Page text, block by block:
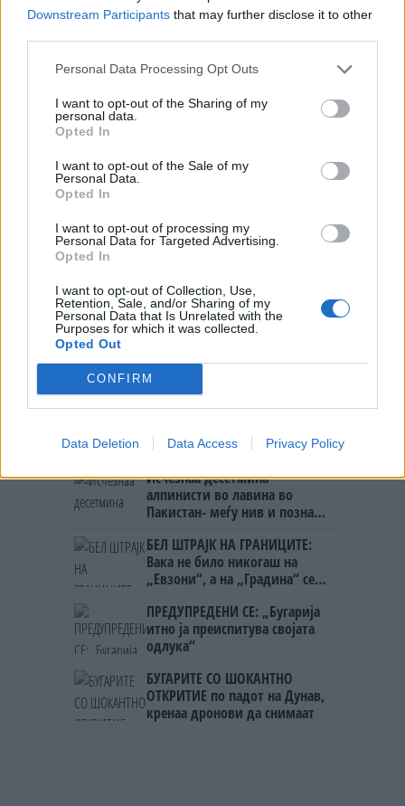
Downstream Participants that may further disclose it to other
Personal Data Processing Opt Outs
I want to opt-out of the Sharing of my
personal data.
Opted In
I want to opt-out of the Sale of my
Personal Data.
Opted In
I want to opt-out of processing my
Personal Data for Targeted Advertising.
Opted In
I want to opt-out of Collection, Use,
Retention, Sale, and/or Sharing of my
Personal Data that Is Unrelated with the
Purposes for which it was collected.
Opted Out
CONFIRM
Data Deletion Data Access Privacy Policy
НАЈЧИТАНИ ВО ПОСЛЕДНИ 7 ДЕНА
СЕ СПРЕМА МЕТЕОРОЛОШКИ
ХАОС ЗА ЗИМАТА 2026/2027
МАКЕДОНЦИТЕ ВО СРБИЈА:
ФОРМИРАН МАКЕДОНСКИОТ
СЛУШАМ, САКААТ ДА СЕ СУДИ
ЗА ВОЕНИТЕ ЗЛОСТРОСТВА НА
ОСЛОБОДИМЕ- Скандалозна
објава на вицепремиерот на
Црна Гора
БИДЕ ЗА НА ЛЕКАР, а потоа...
Северна Кореја и Русија градат
Исчезнаа десетмина
алпинисти во лавина во
Пакистан- меѓу нив и познат
БЕЛ ШТРАЈК НА ГРАНИЦИТЕ:
Вака не било никогаш на
„Евзони“, а на „Градина“ се
ПРЕДУПРЕДЕНИ СЕ: „Бугарија
итно ја преиспитува својата
одлука“
БУГАРИТЕ СО ШОКАНТНО
ОТКРИТИЕ по падот на Дунав,
кренаа дронови да снимаат